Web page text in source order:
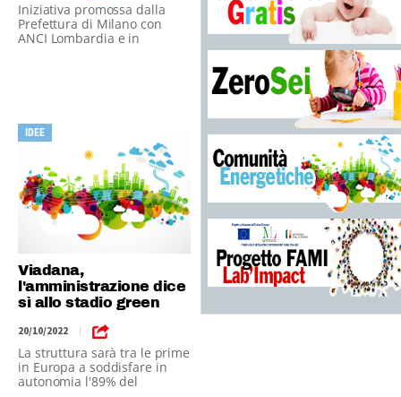
Iniziativa promossa dalla
Prefettura di Milano con
ANCI Lombardia e in
IDEE
Viadana,
l'amministrazione dice
sì allo stadio green
20/10/2022 |
La struttura sarà tra le prime
in Europa a soddisfare in
autonomia l'89% del